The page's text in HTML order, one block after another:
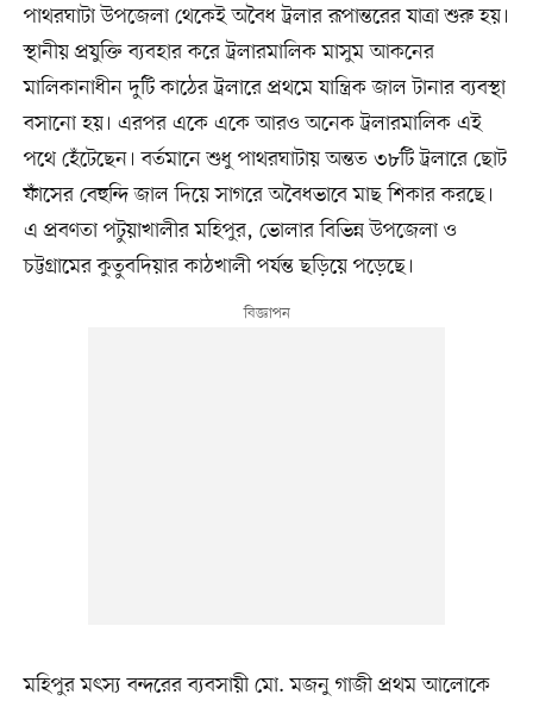
পাথরঘাটা উপজেলা থেকেই অবৈধ ট্রলার রূপান্তরের যাত্রা শুরু হয়।
স্থানীয় প্রযুক্তি ব্যবহার করে ট্রলারমালিক মাসুম আকনের
মালিকানাধীন দুটি কাঠের ট্রলারে প্রথমে যান্ত্রিক জাল টানার ব্যবস্থা
বসানো হয়। এরপর একে একে আরও অনেক ট্রলারমালিক এই
পথে হেঁটেছেন। বর্তমানে শুধু পাথরঘাটায় অন্তত ৩৮টি ট্রলারে ছোট
ফাঁসের বেহুন্দি জাল দিয়ে সাগরে অবৈধভাবে মাছ শিকার করছে।
এ প্রবণতা পটুয়াখালীর মহিপুর, ভোলার বিভিন্ন উপজেলা ও
চট্টগ্রামের কুতুবদিয়ার কাঠখালী পর্যন্ত ছড়িয়ে পড়েছে।
মহিপুর মৎস্য বন্দরের ব্যবসায়ী মো. মজনু গাজী প্রথম আলোকে